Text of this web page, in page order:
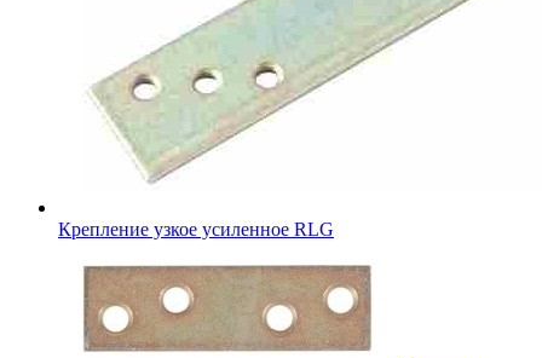
Крепление узкое усиленное RLG